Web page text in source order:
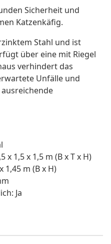
Sicherheit und
Katzenkäfig.
Stahl und ist
über eine mit Riegel
verhindert das
Unfälle und
x 1,5 x 1,5 m (B x T x H)
1,45 m (B x H)
Ja